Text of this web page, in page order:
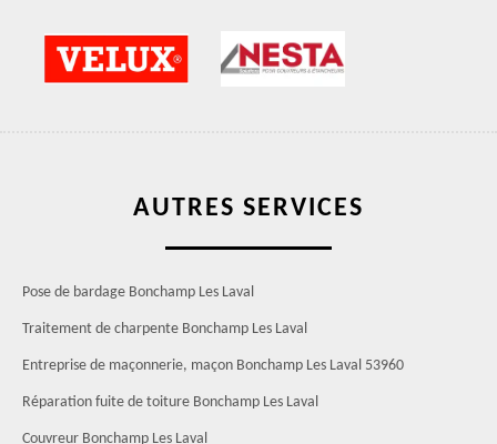
AUTRES SERVICES
Pose de bardage Bonchamp Les Laval
Traitement de charpente Bonchamp Les Laval
Entreprise de maçonnerie, maçon Bonchamp Les Laval 53960
Réparation fuite de toiture Bonchamp Les Laval
Couvreur Bonchamp Les Laval